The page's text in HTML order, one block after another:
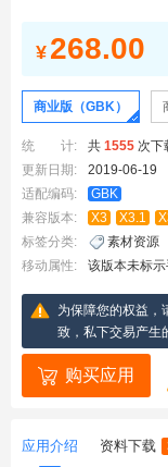
¥ 268.00
商业版（GBK）
统 计: 共 1555 次下
更新日期:
2019-06-19
适配编码:
GBK
兼容版本:
X3 X3.1
标签分类:
素材资源
移动属性:
该版本未标
为保障您的权益，
致，私下交易产生
购买应用
应用介绍 资料下载